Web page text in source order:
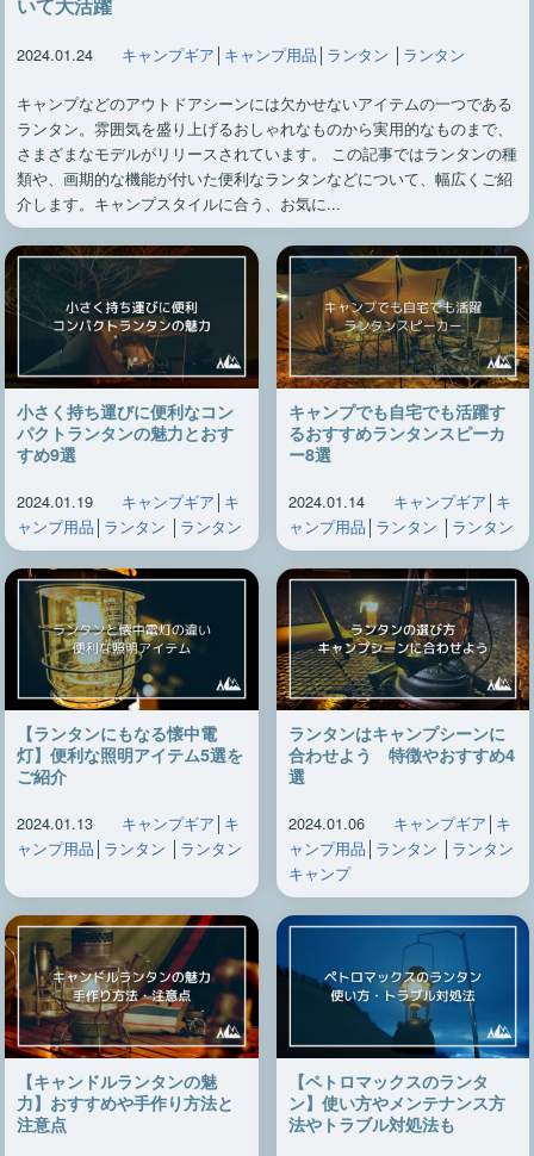
2024.01.24 キャンプギア │ キャンプ用品 │ ランタン │ ランタン
キャンプなどのアウトドアシーンには欠かせないアイテムの一つである
ランタン。雰囲気を盛り上げるおしゃれなものから実用的なものまで、
さまざまなモデルがリリースされています。 この記事ではランタンの種
類や、画期的な機能が付いた便利なランタンなどについて、幅広くご紹
介します。キャンプスタイルに合う、お気に...
小さく持ち運びに便利なコン
パクトランタンの魅力とおす
すめ9選
2024.01.19 キャンプギア │ キ
ャンプ用品 │ ランタン │ ランタン
キャンプでも自宅でも活躍す
るおすすめランタンスピーカ
ー8選
2024.01.14 キャンプギア │ キ
ャンプ用品 │ ランタン │ ランタン
【ランタンにもなる懐中電
灯】便利な照明アイテム5選を
ご紹介
2024.01.13 キャンプギア キ
ャンプ用品 ランタン ランタン
ランタンはキャンプシーンに
合わせよう 特徴やおすすめ4
選
2024.01.06 キャンプギア キ
ャンプ用品 ランタン
ランタン
キャンプ
【キャンドルランタンの魅
力】おすすめや手作り方法と
注意点
【ペトロマックスのランタ
ン】使い方やメンテナンス方
法やトラブル対処法も